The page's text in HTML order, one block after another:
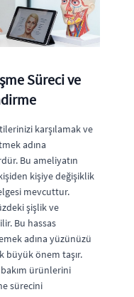
Süreci ve
karşılamak ve
adına
Bu ameliyatın
kişiye değişiklik
mevcuttur.
şişlik ve
Bu hassas
adına yüzünüzü
büyük önem taşır.
ürünlerini
sürecini